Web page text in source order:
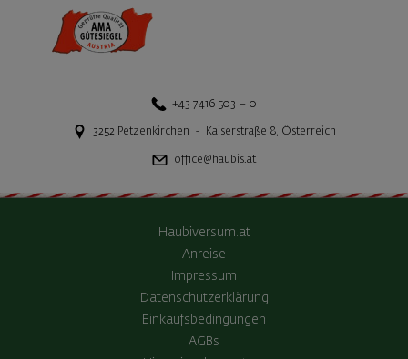
+43 7416 503 – 0
3252 Petzenkirchen - Kaiserstraße 8, Österreich
office@haubis.at
Haubiversum.at
Anreise
Impressum
Datenschutzerklärung
Einkaufsbedingungen
AGBs